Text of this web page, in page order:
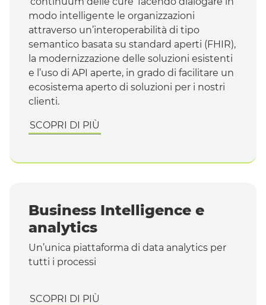
modo intelligente le organizzazioni
attraverso un’interoperabilità di tipo
semantico basata su standard aperti (FHIR),
la modernizzazione delle soluzioni esistenti
e l’uso di API aperte, in grado di facilitare un
ecosistema aperto di soluzioni per i nostri
clienti.
SCOPRI DI PIÙ
Business Intelligence e
analytics
Un’unica piattaforma di data analytics per
tutti i processi
SCOPRI DI PIÙ